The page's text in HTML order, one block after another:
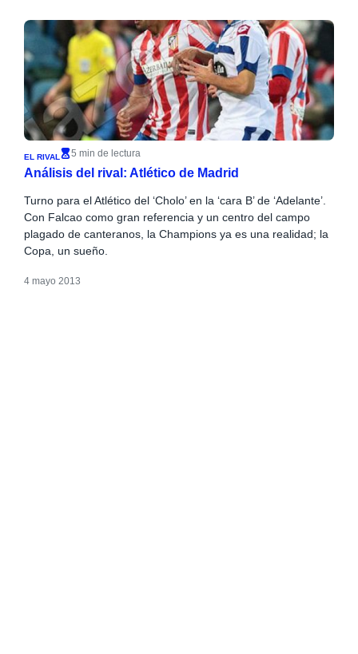
EL RIVAL 5 min de lectura
Análisis del rival: Atlético de Madrid
Turno para el Atlético del ‘Cholo’ en la ‘cara B’ de ‘Adelante’.
Con Falcao como gran referencia y un centro del campo
plagado de canteranos, la Champions ya es una realidad; la
Copa, un sueño.
4 mayo 2013